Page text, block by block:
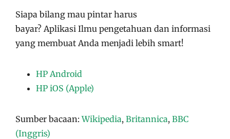
Siapa bilang mau pintar harus
bayar? Aplikasi Ilmu pengetahuan dan informasi
yang membuat Anda menjadi lebih smart!
HP Android
HP iOS (Apple)
Sumber bacaan:Wikipedia, Britannica, BBC
(Inggris)